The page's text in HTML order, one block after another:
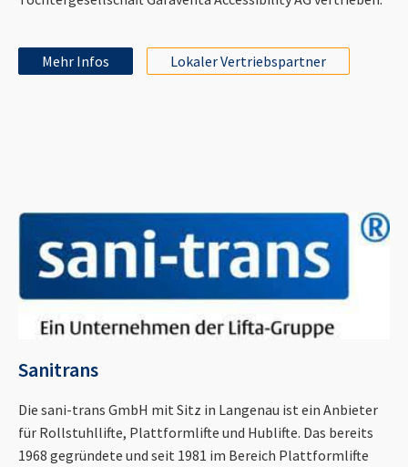
Mehr Infos Lokaler Vertriebspartner
Sanitrans
Die sani-trans GmbH mit Sitz in Langenau ist ein Anbieter
für Rollstuhllifte, Plattformlifte und Hublifte. Das bereits
1968 gegründete und seit 1981 im Bereich Plattformlifte